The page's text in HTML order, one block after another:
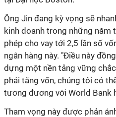
Ông Jin đang kỳ vọng sẽ
kinh doanh trong những năm
phép cho vay tới 2,5 lần số
ngân hàng này. "Điều này
dựng một nền tảng vững
phải tăng vốn, chúng tôi có
tương đương với World Bank
Tham vọng này được phản